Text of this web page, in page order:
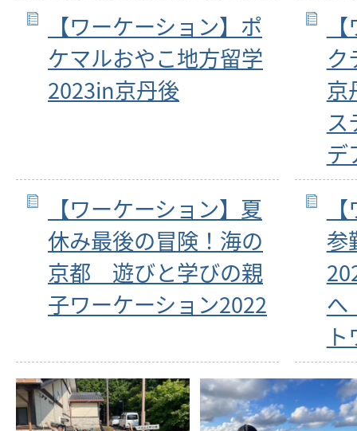
【ワーケーション】ポ
ケマルおやこ地方留学
2023in京丹後
ク
京
ス
デ
【ワーケーション】夏
休み最後の冒険！海の
京都 遊びと学びの親
子ワーケーション2022
参
へ